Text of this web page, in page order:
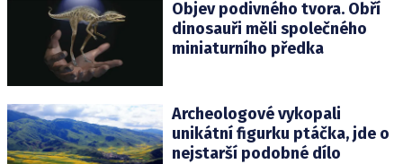
Objev podivného tvora. Obří
dinosauři měli společného
miniaturního předka
Archeologové vykopali
unikátní figurku ptáčka, jde o
nejstarší podobné dílo